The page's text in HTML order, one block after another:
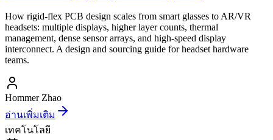
How rigid-flex PCB design scales from smart glasses to AR/VR
headsets: multiple displays, higher layer counts, thermal
management, dense sensor arrays, and high-speed display
interconnect. A design and sourcing guide for headset hardware
teams.
Hommer Zhao
อ่านเพิ่มเติม
เทคโนโลยี